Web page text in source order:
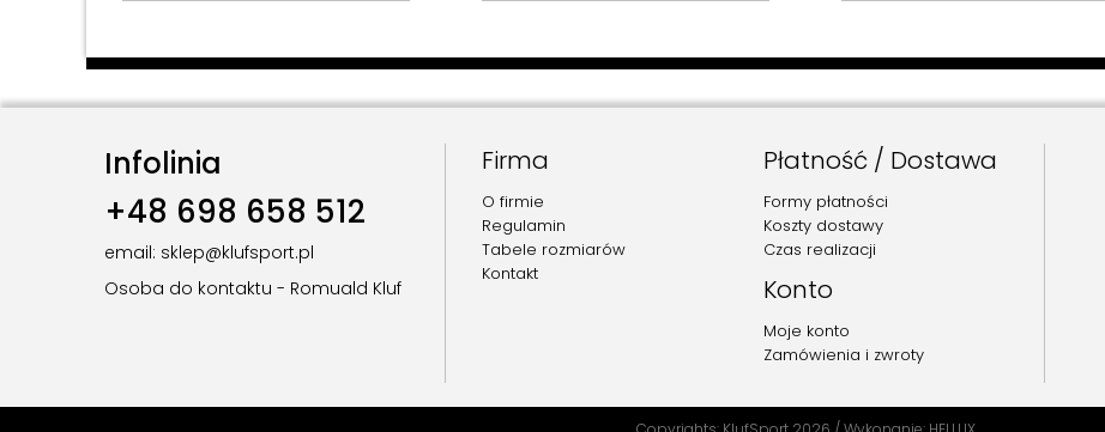
Infolinia
+48 698 658 512
email: sklep@klufsport.pl
Osoba do kontaktu - Romuald Kluf
Firma
O firmie
Regulamin
Tabele rozmiarów
Kontakt
Płatność / Dostawa
Formy płatności
Koszty dostawy
Czas realizacji
Konto
Moje konto
Zamówienia i zwroty